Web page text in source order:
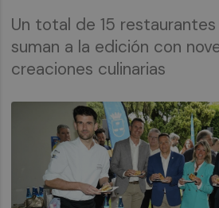
Un total de 15
suman a la edición con
creaciones culinarias